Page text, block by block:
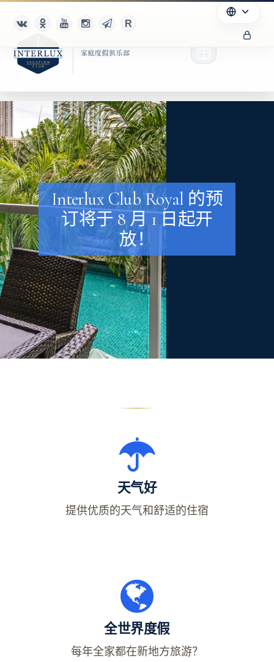
俱乐部
优点
合作伙伴
Благотворительность
Interlux Club Royal 的预
订将于 8 月 1 日起开
放！
天气好
提供优质的天气和舒适的住宿
全世界度假
每年全家都在新地方旅游？